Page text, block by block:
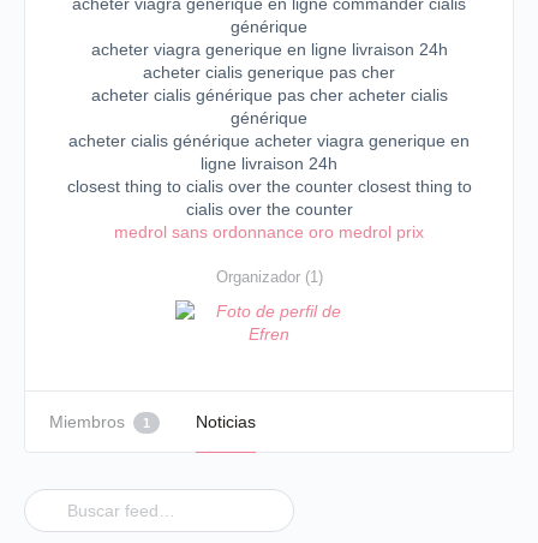
générique
acheter viagra generique en ligne livraison 24h
acheter cialis generique pas cher
acheter cialis générique pas cher acheter cialis
générique
acheter cialis générique acheter viagra generique en
ligne livraison 24h
closest thing to cialis over the counter closest thing to
cialis over the counter
medrol sans ordonnance oro medrol prix
Organizador (1)
Miembros 1 Noticias
Buscar